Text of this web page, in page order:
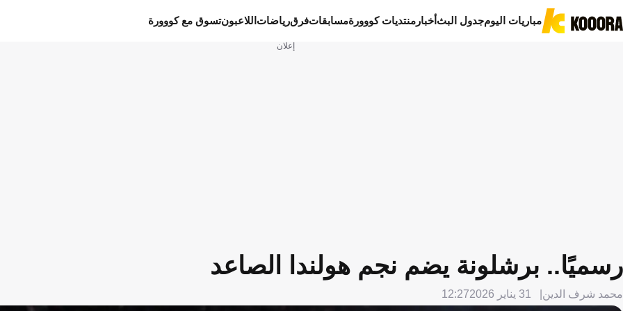
مباريات اليومجدول البثأخبار منتديات كووورةمسابقاتفرقرياضات اللاعبونتسوق مع كووورة
إعلان
رسميًا.. برشلونة يضم نجم هولندا الصاعد
محمد شرف الدين 31 يناير 2026 12:27